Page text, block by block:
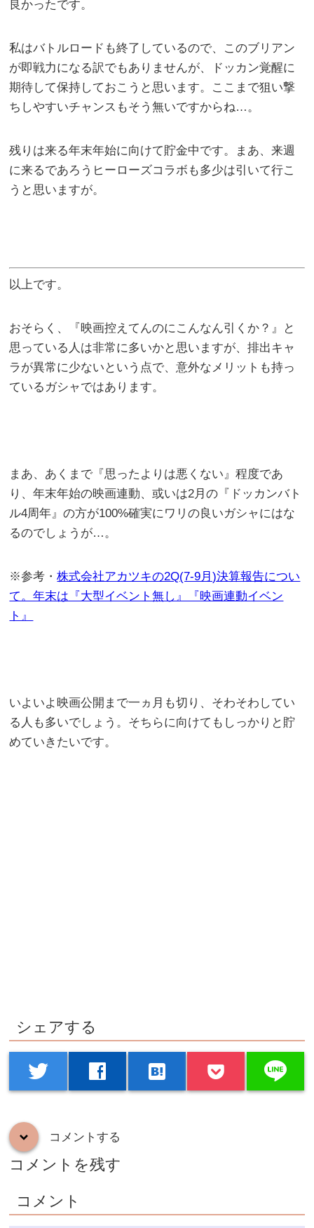
良かったです。
私はバトルロードも終了しているので、このブリアン
が即戦力になる訳でもありませんが、ドッカン覚醒に
期待して保持しておこうと思います。ここまで狙い撃
ちしやすいチャンスもそう無いですからね…。
残りは来る年末年始に向けて貯金中です。まあ、来週
に来るであろうヒーローズコラボも多少は引いて行こ
うと思いますが。
以上です。
おそらく、『映画控えてんのにこんなん引くか？』と
思っている人は非常に多いかと思いますが、排出キャ
ラが異常に少ないという点で、意外なメリットも持っ
ているガシャではあります。
まあ、あくまで『思ったよりは悪くない』程度であ
り、年末年始の映画連動、或いは2月の『ドッカンバト
ル4周年』の方が100%確実にワリの良いガシャにはな
るのでしょうが…。
※参考・株式会社アカツキの2Q(7-9月)決算報告につい
て。年末は『大型イベント無し』『映画連動イベン
ト』
いよいよ映画公開まで一ヵ月も切り、そわそわしてい
る人も多いでしょう。そちらに向けてもしっかりと貯
めていきたいです。
シェアする
twitter facebook hatenabookmark line
down コメントする
コメントを残す
コメント